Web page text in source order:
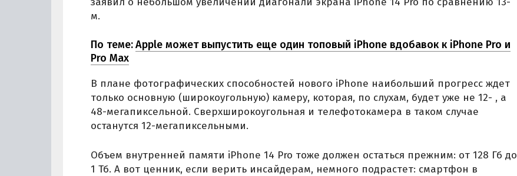
м.
По теме:Apple может выпустить еще один топовый iPhone вдобавок к iPhone Pro и
Pro Max
В плане фотографических способностей нового iPhone наибольший прогресс ждет
только основную (широкоугольную) камеру, которая, по слухам, будет уже не 12- , а
48-мегапиксельной. Сверхширокоугольная и телефотокамера в таком случае
останутся 12-мегапиксельными.
Объем внутренней памяти iPhone 14 Pro тоже должен остаться прежним: от 128 Гб до
1 Тб. А вот ценник, если верить инсайдерам, немного подрастет: смартфон в